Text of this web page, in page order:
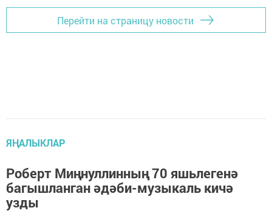
Перейти на страницу новости
ЯҢАЛЫКЛАР
Роберт Миңнуллинның 70 яшьлегенә
багышланган әдәби-музыкаль кичә
узды